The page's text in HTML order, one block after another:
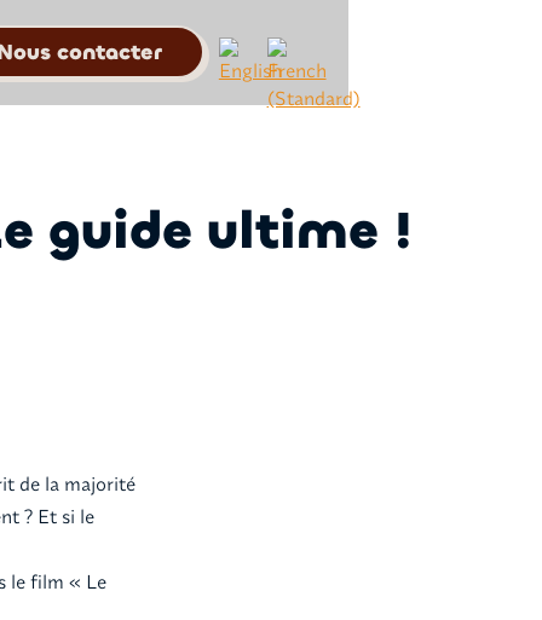
contacter
guide ultime !
de la majorité
? Et si le
le film « Le